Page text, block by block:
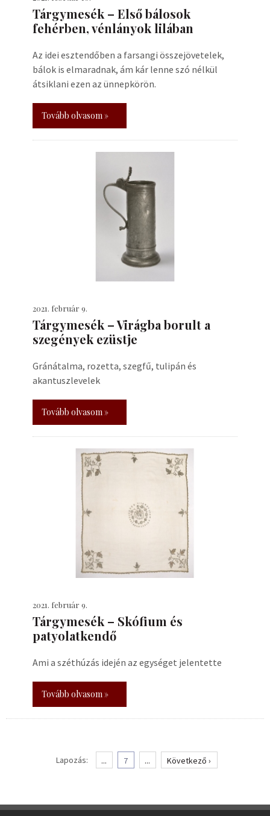
Tárgymesék – Első bálosok
fehérben, vénlányok lilában
Az idei esztendőben a farsangi összejövetelek,
bálok is elmaradnak, ám kár lenne szó nélkül
átsiklani ezen az ünnepkörön.
Tovább olvasom »
2021. február 9.
Tárgymesék – Virágba borult a
szegények ezüstje
Gránátalma, rozetta, szegfű, tulipán és
akantuszlevelek
Tovább olvasom »
2021. február 9.
Tárgymesék – Skófium és
patyolatkendő
Ami a széthúzás idején az egységet jelentette
Tovább olvasom »
Lapozás: ... 7 ... Következő ›